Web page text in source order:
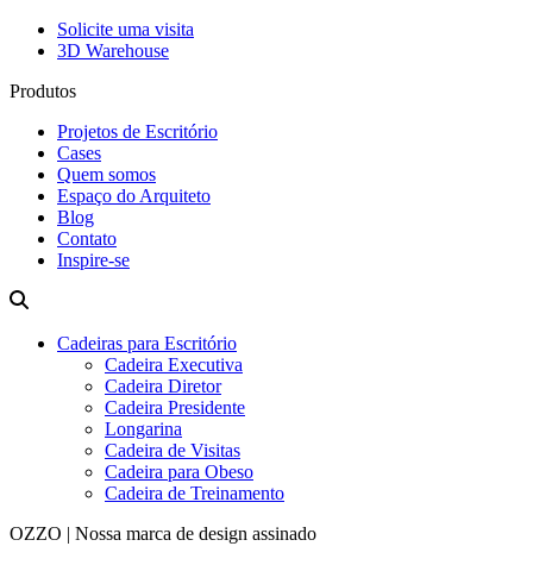
Solicite uma visita
3D Warehouse
Produtos
Projetos de Escritório
Cases
Quem somos
Espaço do Arquiteto
Blog
Contato
Inspire-se
Cadeiras para Escritório
Cadeira Executiva
Cadeira Diretor
Cadeira Presidente
Longarina
Cadeira de Visitas
Cadeira para Obeso
Cadeira de Treinamento
OZZO | Nossa marca de design assinado